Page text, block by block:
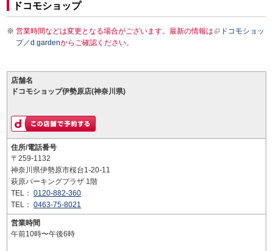
ドコモショップ
営業時間などは変更となる場合がございます。最新の情報は
ドコモショッ
プ／d gardenからご確認ください。
店舗名
ドコモショップ伊勢原店(神奈川県)
住所/電話番号
〒259-1132
神奈川県伊勢原市桜台1-20-11
萩原パーキングプラザ 1階
TEL： 0120-882-360
TEL： 0463-75-8021
営業時間
午前10時〜午後6時